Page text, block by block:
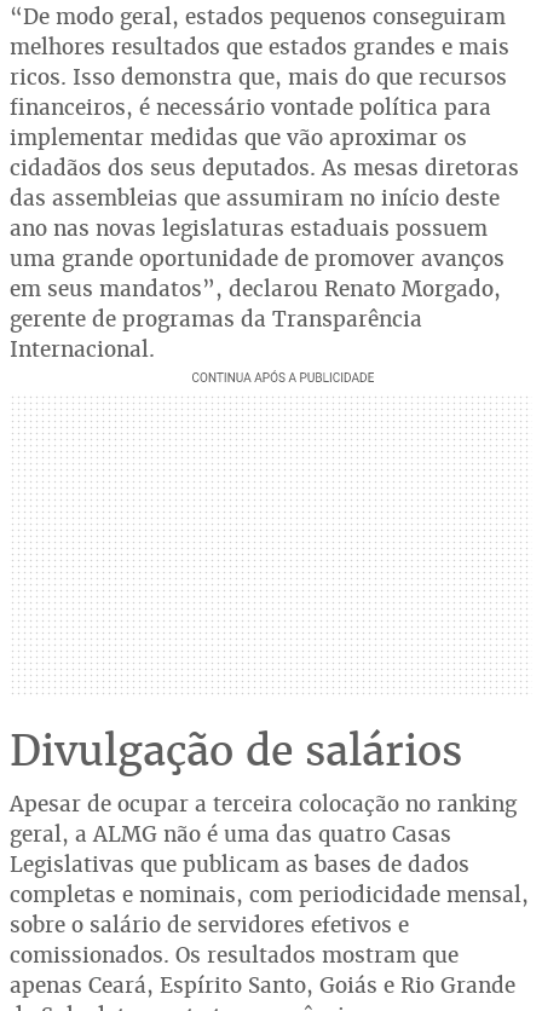
“De modo geral, estados pequenos conseguiram
melhores resultados que estados grandes e mais
ricos. Isso demonstra que, mais do que recursos
financeiros, é necessário vontade política para
implementar medidas que vão aproximar os
cidadãos dos seus deputados. As mesas diretoras
das assembleias que assumiram no início deste
ano nas novas legislaturas estaduais possuem
uma grande oportunidade de promover avanços
em seus mandatos”, declarou Renato Morgado,
gerente de programas da Transparência
Internacional.
Divulgação de salários
Apesar de ocupar a terceira colocação no ranking
geral, a ALMG não é uma das quatro Casas
Legislativas que publicam as bases de dados
completas e nominais, com periodicidade mensal,
sobre o salário de servidores efetivos e
comissionados. Os resultados mostram que
apenas Ceará, Espírito Santo, Goiás e Rio Grande